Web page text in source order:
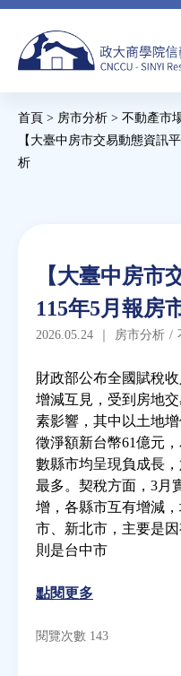
Jump
navigation
搜
尋
搜
尋
房
您
在
首頁 > 房市分析 > 不動產市
【大臺中房市交易動態資訊
析
Back
top
【大臺中房市
115年5月報房
2026.05.24 ｜ 房市分析 /
財政部公布全國賦稅
增減互見，受到房地
素影響，其中以土地
徵淨額新台幣61億元
數縣市均呈現負成長
最多。契稅方面，3月
增，各縣市互有增減
市、新北市，主要是
則是台中市
點閱更多
閱覽次數 143